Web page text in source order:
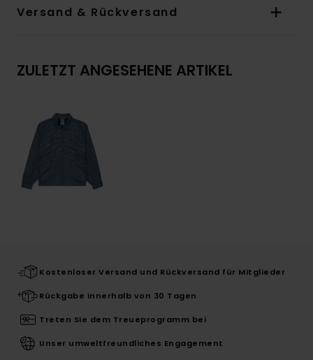
Versand & Rückversand
ZULETZT ANGESEHENE ARTIKEL
Kostenloser Versand und Rückversand für Mitglieder
Rückgabe innerhalb von 30 Tagen
Treten Sie dem Treueprogramm bei
Unser umweltfreundliches Engagement